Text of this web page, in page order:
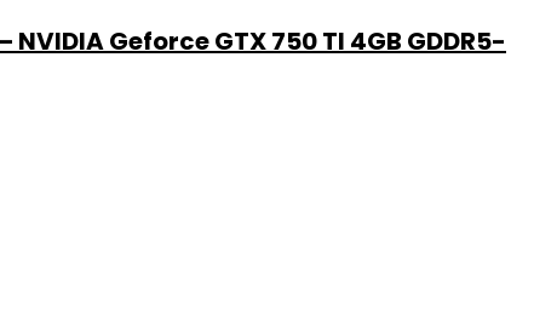
Geforce GTX 750 TI 4GB GDDR5-